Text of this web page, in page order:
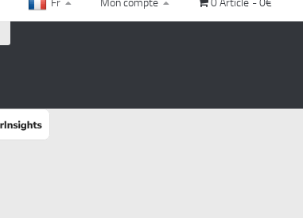
Fr Mon compte 0 Article 0€